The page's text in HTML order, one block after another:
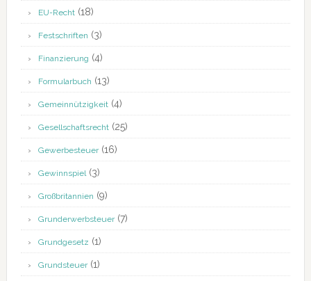
EU-Recht(18)
Festschriften (3)
Finanzierung (4)
Formularbuch (13)
Gemeinnützigkeit(4)
Gesellschaftsrecht(25)
Gewerbesteuer(16)
Gewinnspiel (3)
Großbritannien (9)
Grunderwerbsteuer(7)
Grundgesetz (1)
Grundsteuer(1)